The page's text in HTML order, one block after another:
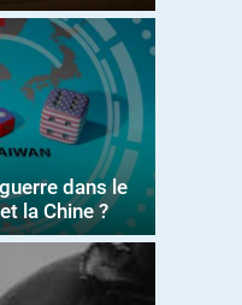
dans le
la Chine ?